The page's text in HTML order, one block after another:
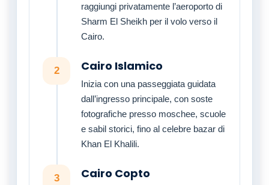
raggiungi privatamente l’aeroporto di
Sharm El Sheikh per il volo verso il
Cairo.
2 Cairo Islamico
Inizia con una passeggiata guidata
dall’ingresso principale, con soste
fotografiche presso moschee, scuole
e sabil storici, fino al celebre bazar di
Khan El Khalili.
3 Cairo Copto